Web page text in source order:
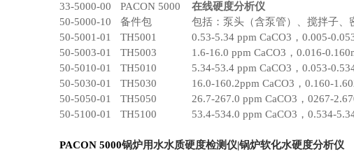
33-5000-00
PACON 5000
在线硬度分析仪
50-5000-10
备件包
包括：泵头（含泵管）、搅拌子
50-5001-01
TH5001
0.53-5.34 ppm CaCO3，0.005-
50-5003-01
TH5003
1.6-16.0 ppm CaCO3，0.016-
50-5010-01
TH5010
5.34-53.4 ppm CaCO3，0.053-
50-5030-01
TH5030
16.0-160.2ppm CaCO3，0.160-
50-5050-01
TH5050
26.7-267.0 ppm CaCO3，0267-
50-5100-01
TH5100 53.4-534.0 ppm CaCO3，0.534-
PACON 5000锅炉用水水质硬度检测仪|锅炉软化水硬度分析仪​